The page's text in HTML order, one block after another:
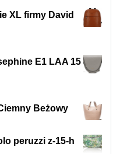
XL firmy David
E1 LAA 15
Beżowy
peruzzi z-15-h